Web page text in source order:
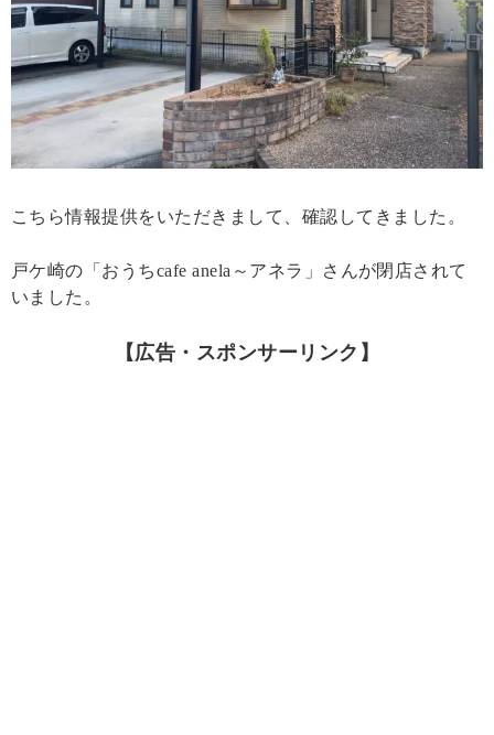
こちら情報提供をいただきまして、確認してきました。
戸ケ崎の「おうちcafe anela～アネラ」さんが閉店されて
いました。
【広告・スポンサーリンク】